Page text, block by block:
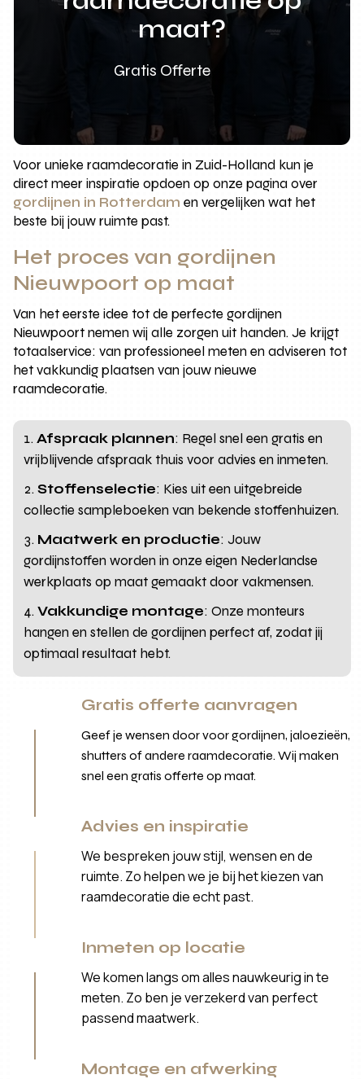
maat?
Gratis Offerte
Voor unieke raamdecoratie in Zuid-Holland kun je
direct meer inspiratie opdoen op onze pagina over
gordijnen in Rotterdam en vergelijken wat het
beste bij jouw ruimte past.
Het proces van gordijnen
Nieuwpoort op maat
Van het eerste idee tot de perfecte gordijnen
Nieuwpoort nemen wij alle zorgen uit handen. Je krijgt
totaalservice: van professioneel meten en adviseren tot
het vakkundig plaatsen van jouw nieuwe
raamdecoratie.
Afspraak plannen: Regel snel een gratis en
vrijblijvende afspraak thuis voor advies en inmeten.
Stoffenselectie: Kies uit een uitgebreide
collectie sampleboeken van bekende stoffenhuizen.
Maatwerk en productie: Jouw
gordijnstoffen worden in onze eigen Nederlandse
werkplaats op maat gemaakt door vakmensen.
Vakkundige montage: Onze monteurs
hangen en stellen de gordijnen perfect af, zodat jij
optimaal resultaat hebt.
Gratis offerte aanvragen
Geef je wensen door voor gordijnen, jaloezieën,
shutters of andere raamdecoratie. Wij maken
snel een gratis offerte op maat.
Advies en inspiratie
We bespreken jouw stijl, wensen en de
ruimte. Zo helpen we je bij het kiezen van
raamdecoratie die echt past.
Inmeten op locatie
We komen langs om alles nauwkeurig in te
meten. Zo ben je verzekerd van perfect
passend maatwerk.
Montage en afwerking